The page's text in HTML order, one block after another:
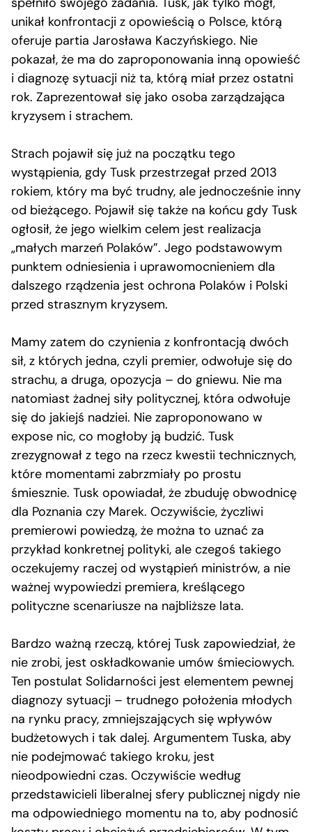
unikał konfrontacji z opowieścią o Polsce, którą
oferuje partia Jarosława Kaczyńskiego. Nie
pokazał, że ma do zaproponowania inną opowieść
i diagnozę sytuacji niż ta, którą miał przez ostatni
rok. Zaprezentował się jako osoba zarządzająca
kryzysem i strachem.
Strach pojawił się już na początku tego
wystąpienia, gdy Tusk przestrzegał przed 2013
rokiem, który ma być trudny, ale jednocześnie inny
od bieżącego. Pojawił się także na końcu gdy Tusk
ogłosił, że jego wielkim celem jest realizacja
„małych marzeń Polaków”. Jego podstawowym
punktem odniesienia i uprawomocnieniem dla
dalszego rządzenia jest ochrona Polaków i Polski
przed strasznym kryzysem.
Mamy zatem do czynienia z konfrontacją dwóch
sił, z których jedna, czyli premier, odwołuje się do
strachu, a druga, opozycja – do gniewu. Nie ma
natomiast żadnej siły politycznej, która odwołuje
się do jakiejś nadziei. Nie zaproponowano w
expose nic, co mogłoby ją budzić. Tusk
zrezygnował z tego na rzecz kwestii technicznych,
które momentami zabrzmiały po prostu
śmiesznie. Tusk opowiadał, że zbuduję obwodnicę
dla Poznania czy Marek. Oczywiście, życzliwi
premierowi powiedzą, że można to uznać za
przykład konkretnej polityki, ale czegoś takiego
oczekujemy raczej od wystąpień ministrów, a nie
ważnej wypowiedzi premiera, kreślącego
polityczne scenariusze na najbliższe lata.
Bardzo ważną rzeczą, której Tusk zapowiedział, że
nie zrobi, jest oskładkowanie umów śmieciowych.
Ten postulat Solidarności jest elementem pewnej
diagnozy sytuacji – trudnego położenia młodych
na rynku pracy, zmniejszających się wpływów
budżetowych i tak dalej. Argumentem Tuska, aby
nie podejmować takiego kroku, jest
nieodpowiedni czas. Oczywiście według
przedstawicieli liberalnej sfery publicznej nigdy nie
ma odpowiedniego momentu na to, aby podnosić